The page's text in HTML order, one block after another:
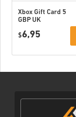
Xbox Gift Card 5
GBP UK
$6,95